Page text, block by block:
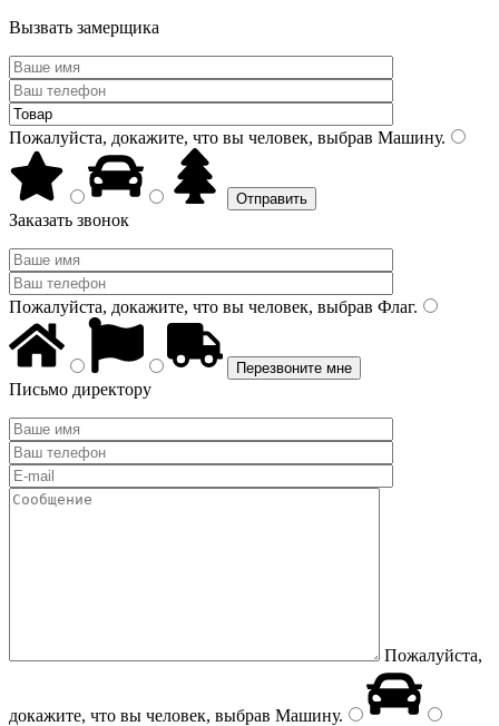
Вызвать замерщика
Пожалуйста, докажите, что вы человек, выбрав Машину.
Заказать звонок
Пожалуйста, докажите, что вы человек, выбрав Флаг.
Письмо директору
Пожалуйста,
докажите, что вы человек, выбрав Машину.